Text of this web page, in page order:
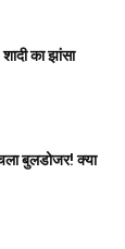
का झांसा
बुलडोजर! क्या